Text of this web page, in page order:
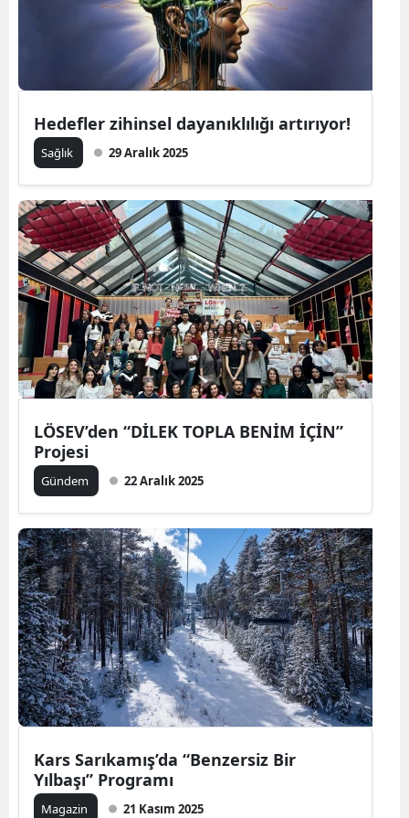
Hedefler zihinsel dayanıklılığı artırıyor!
Sağlık 29 Aralık 2025
LÖSEV’den “DİLEK TOPLA BENİM İÇİN”
Projesi
Gündem 22 Aralık 2025
Kars Sarıkamış’da “Benzersiz Bir
Yılbaşı” Programı
Magazin 21 Kasım 2025